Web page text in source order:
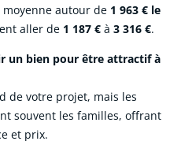
autour de 1 963 € le
aller de 1 187 € à 3 316 €.
un bien pour être attractif à
de votre projet, mais les
souvent les familles, offrant
et prix.